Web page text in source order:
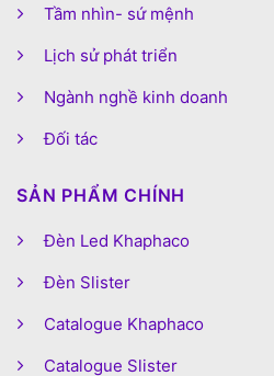
Tầm nhìn- sứ mệnh
Lịch sử phát triển
Ngành nghề kinh doanh
Đối tác
SẢN PHẨM CHÍNH
Đèn Led Khaphaco
Đèn Slister
Catalogue Khaphaco
Catalogue Slister